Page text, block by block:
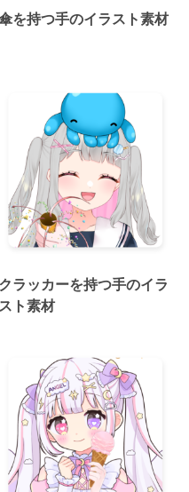
を持つ手のイラスト素材
クラッカーを持つ手のイラ
スト素材